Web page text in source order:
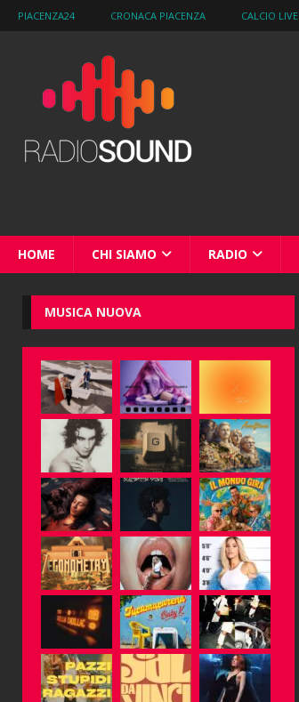
PIACENZA24 CRONACA PIACENZA CALCIO LIVE
HOME CHI SIAMO RADIO
MUSICA NUOVA